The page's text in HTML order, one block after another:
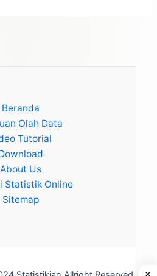
Beranda
Olah Data
Tutorial
About Us
Statistik Online
Sitemap